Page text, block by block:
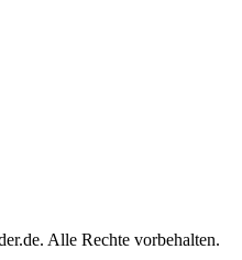
Alle Rechte vorbehalten.